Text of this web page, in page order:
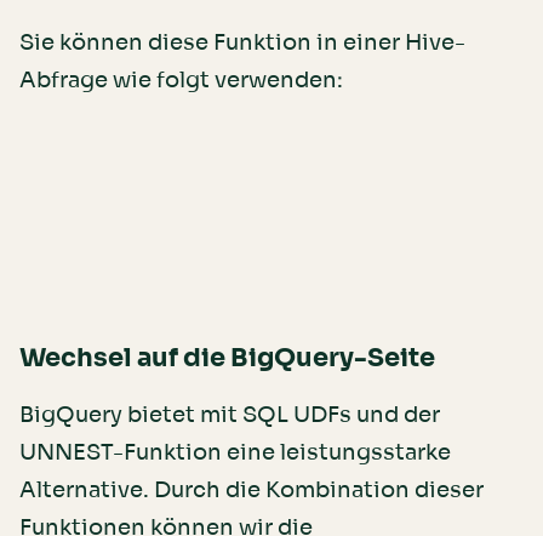
Sie können diese Funktion in einer Hive-
Abfrage wie folgt verwenden:
Wechsel auf die BigQuery-Seite
BigQuery bietet mit SQL UDFs und der
UNNEST-Funktion eine leistungsstarke
Alternative. Durch die Kombination dieser
Funktionen können wir die